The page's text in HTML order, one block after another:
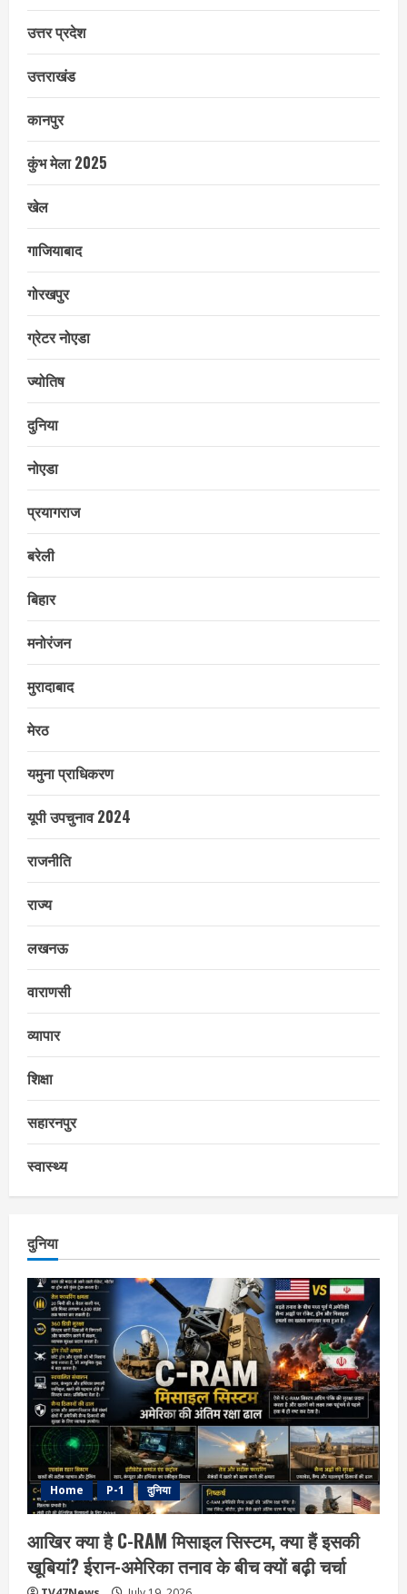
उत्तर प्रदेश
उत्तराखंड
कानपुर
कुंभ मेला 2025
खेल
गाजियाबाद
गोरखपुर
ग्रेटर नोएडा
ज्योतिष
दुनिया
नोएडा
प्रयागराज
बरेली
बिहार
मनोरंजन
मुरादाबाद
मेरठ
यमुना प्राधिकरण
यूपी उपचुनाव 2024
राजनीति
राज्य
लखनऊ
वाराणसी
व्यापार
शिक्षा
सहारनपुर
स्वास्थ्य
दुनिया
Home P-1 दुनिया
आखिर क्या है C-RAM मिसाइल सिस्टम, क्या हैं इसकी
खूबियां? ईरान-अमेरिका तनाव के बीच क्यों बढ़ी चर्चा